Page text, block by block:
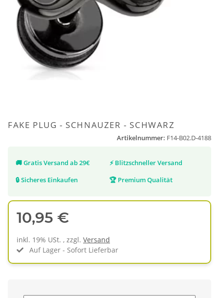
FAKE PLUG - SCHNAUZER - SCHWARZ
Artikelnummer: F14-B02.D-4188
🚚Gratis Versand ab 29€ ⚡ Blitzschneller Versand
🔒Sicheres Einkaufen 🏆 Premium Qualität
10,95 €
inkl. 19% USt. , zzgl. Versand
Auf Lager - Sofort Lieferbar